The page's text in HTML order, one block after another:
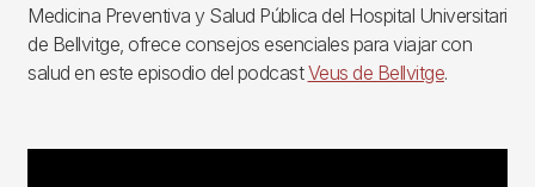
Medicina Preventiva y Salud Pública del Hospital Universitari
de Bellvitge, ofrece consejos esenciales para viajar con
salud en este episodio del podcastVeus de Bellvitge.